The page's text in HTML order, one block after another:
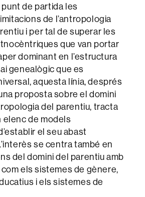
de partida les
de l’antropologia
i per tal de superar les
que van portar
dominant en l’estructura
genealògic que es
aquesta línia, després
proposta sobre el domini
del parentiu, tracta
elenc de models
el seu abast
se centra també en
del domini del parentiu amb
els sistemes de gènere,
i els sistemes de